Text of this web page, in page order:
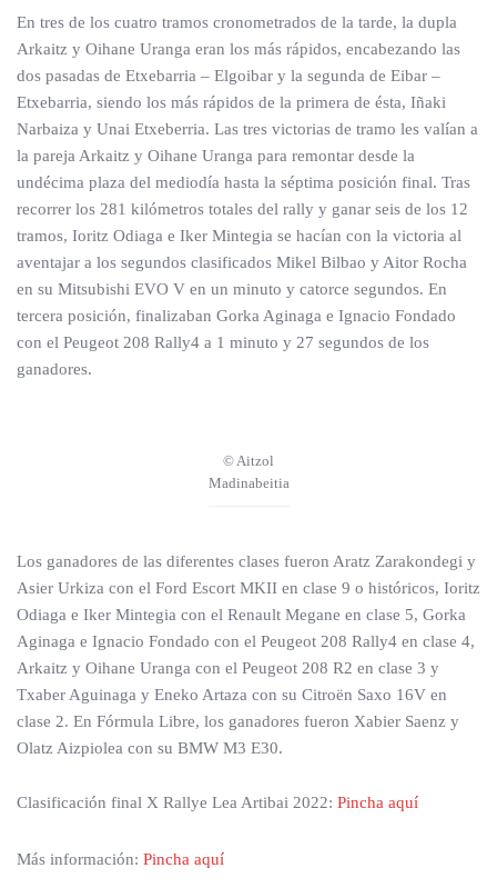
En tres de los cuatro tramos cronometrados de la tarde, la dupla
Arkaitz y Oihane Uranga eran los más rápidos, encabezando las
dos pasadas de Etxebarria – Elgoibar y la segunda de Eibar –
Etxebarria, siendo los más rápidos de la primera de ésta, Iñaki
Narbaiza y Unai Etxeberria. Las tres victorias de tramo les valían a
la pareja Arkaitz y Oihane Uranga para remontar desde la
undécima plaza del mediodía hasta la séptima posición final. Tras
recorrer los 281 kilómetros totales del rally y ganar seis de los 12
tramos, Ioritz Odiaga e Iker Mintegia se hacían con la victoria al
aventajar a los segundos clasificados Mikel Bilbao y Aitor Rocha
en su Mitsubishi EVO V en un minuto y catorce segundos. En
tercera posición, finalizaban Gorka Aginaga e Ignacio Fondado
con el Peugeot 208 Rally4 a 1 minuto y 27 segundos de los
ganadores.
© Aitzol
Madinabeitia
Los ganadores de las diferentes clases fueron Aratz Zarakondegi y
Asier Urkiza con el Ford Escort MKII en clase 9 o históricos, Ioritz
Odiaga e Iker Mintegia con el Renault Megane en clase 5, Gorka
Aginaga e Ignacio Fondado con el Peugeot 208 Rally4 en clase 4,
Arkaitz y Oihane Uranga con el Peugeot 208 R2 en clase 3 y
Txaber Aguinaga y Eneko Artaza con su Citroën Saxo 16V en
clase 2. En Fórmula Libre, los ganadores fueron Xabier Saenz y
Olatz Aizpiolea con su BMW M3 E30.
Clasificación final X Rallye Lea Artibai 2022: Pincha aquí
Más información: Pincha aquí